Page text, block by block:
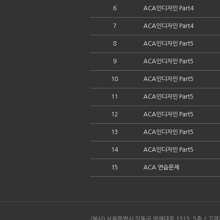
6 ACA인디자인 Part4
7 ACA인디자인 Part4
8 ACA인디자인 Part5
9 ACA인디자인 Part5
10 ACA인디자인 Part5
11 ACA인디자인 Part5
12 ACA인디자인 Part5
13 ACA인디자인 Part5
14 ACA인디자인 Part5
15 ACA 연습문제